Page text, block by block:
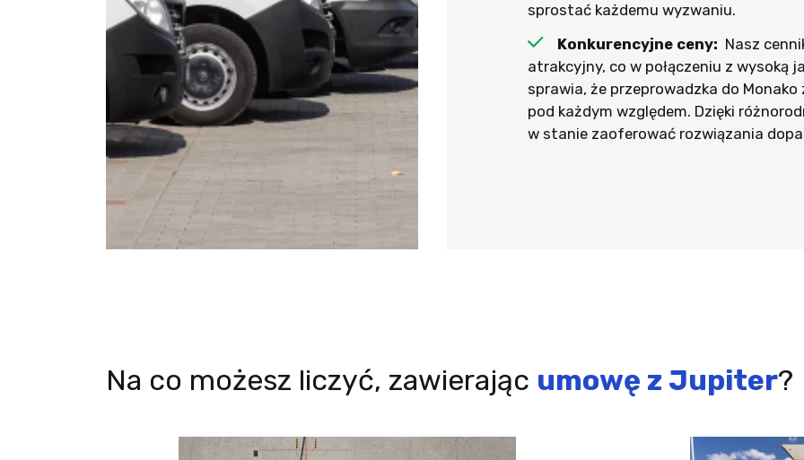
sprostać każdemu wyzwaniu.
Konkurencyjne ceny: Nasz
atrakcyjny, co w połączeniu z wysoką
sprawia, że przeprowadzka do
pod każdym względem. Dzięki
w stanie zaoferować rozwiązania
Na co możesz liczyć, zawierając umowę z Jupiter?